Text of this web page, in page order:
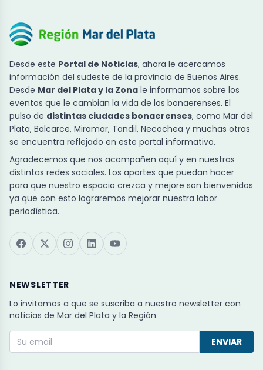
Desde este Portal de Noticias, ahora le acercamos
información del sudeste de la provincia de Buenos Aires.
Desde Mar del Plata y la Zona le informamos sobre los
eventos que le cambian la vida de los bonaerenses. El
pulso de distintas ciudades bonaerenses, como Mar del
Plata, Balcarce, Miramar, Tandil, Necochea y muchas otras
se encuentra reflejado en este portal informativo.
Agradecemos que nos acompañen aquí y en nuestras
distintas redes sociales. Los aportes que puedan hacer
para que nuestro espacio crezca y mejore son bienvenidos
ya que con esto lograremos mejorar nuestra labor
periodística.
NEWSLETTER
Lo invitamos a que se suscriba a nuestro newsletter con
noticias de Mar del Plata y la Región
ENVIAR